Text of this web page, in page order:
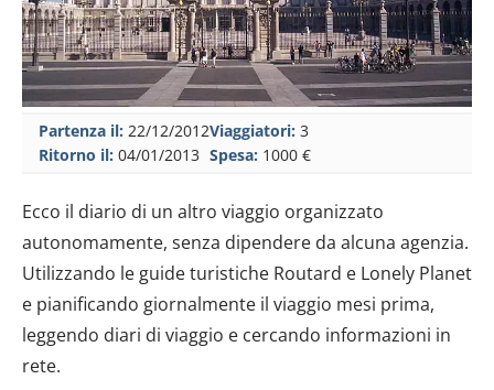
Partenza il: 22/12/2012
Ritorno il: 04/01/2013
Viaggiatori: 3
Spesa: 1000 €
Ecco il diario di un altro viaggio organizzato
autonomamente, senza dipendere da alcuna agenzia.
Utilizzando le guide turistiche Routard e Lonely Planet
e pianificando giornalmente il viaggio mesi prima,
leggendo diari di viaggio e cercando informazioni in
rete.